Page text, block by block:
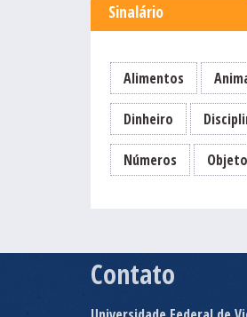
Sinalário
Alimentos
Dinheiro
Números
Contato